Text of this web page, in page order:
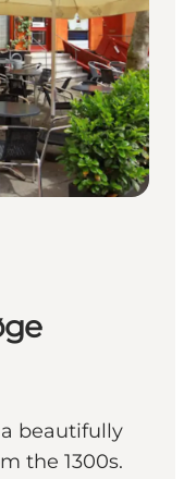
beautifully
the 1300s.